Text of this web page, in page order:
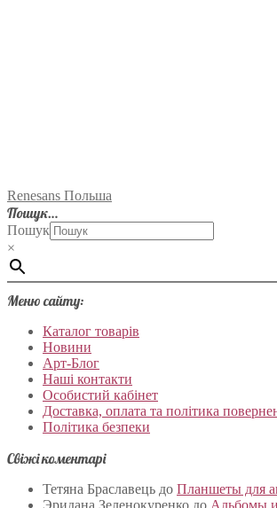
Renesans Польша
Пошук…
Пошук
×
Меню сайту:
Каталог товарів
Новини
Арт-Блог
Наші контакти
Особистий кабінет
Доставка, оплата та політика
Політика безпеки
Свіжі коментарі
Тетяна Браславець до Планшеты для
Эридана Зеленокуренко до Альбомы и